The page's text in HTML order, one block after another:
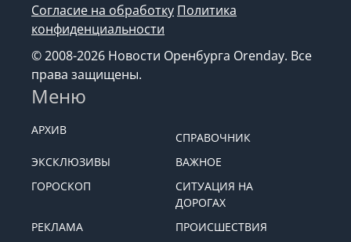
Согласие на обработку Политика
конфиденциальности
© 2008-2026 Новости Оренбурга Orenday. Все
права защищены.
Меню
АРХИВ
СПРАВОЧНИК
ЭКСКЛЮЗИВЫ
ВАЖНОЕ
ГОРОСКОП
СИТУАЦИЯ НА
ДОРОГАХ
РЕКЛАМА
ПРОИСШЕСТВИЯ